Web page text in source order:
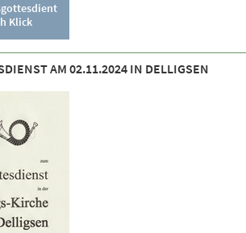
Klick
AM 02.11.2024 IN DELLIGSEN